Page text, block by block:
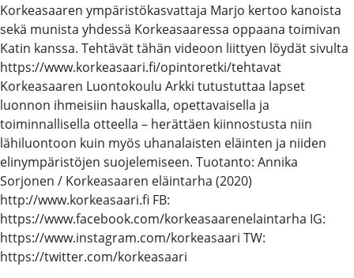
Korkeasaaren ympäristökasvattaja Marjo kertoo kanoista
sekä munista yhdessä Korkeasaaressa oppaana toimivan
Katin kanssa. Tehtävät tähän videoon liittyen löydät sivulta
https://www.korkeasaari.fi/opintoretki/tehtavat
Korkeasaaren Luontokoulu Arkki tutustuttaa lapset
luonnon ihmeisiin hauskalla, opettavaisella ja
toiminnallisella otteella – herättäen kiinnostusta niin
lähiluontoon kuin myös uhanalaisten eläinten ja niiden
elinympäristöjen suojelemiseen. Tuotanto: Annika
Sorjonen / Korkeasaaren eläintarha (2020)
http://www.korkeasaari.fi FB:
https://www.facebook.com/korkeasaarenelaintarha IG:
https://www.instagram.com/korkeasaari TW:
https://twitter.com/korkeasaari